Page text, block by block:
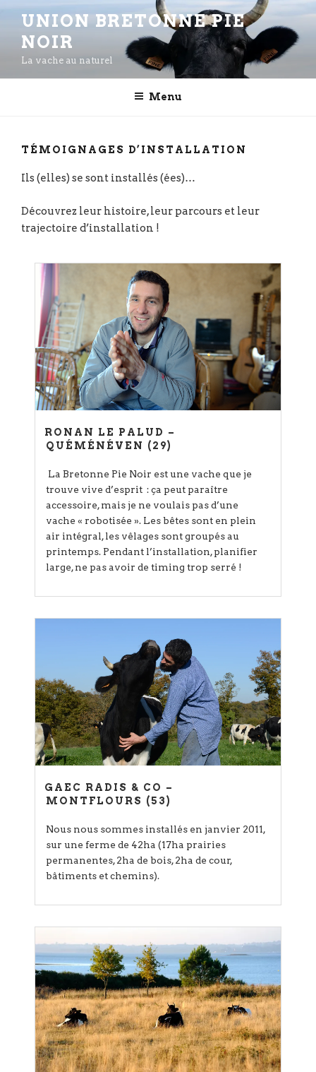
Aller
contenu
principal
UNION BRETONNE PIE
NOIR
La vache au naturel
Menu
TÉMOIGNAGES D’INSTALLATION
Ils (elles) se sont installés (ées)…
Découvrez leur histoire, leur parcours et leur
trajectoire d’installation !
RONAN LE PALUD –
QUÉMÉNÉVEN (29)
La Bretonne Pie Noir est une vache que je
trouve vive d’esprit : ça peut paraître
accessoire, mais je ne voulais pas d’une
vache « robotisée ». Les bêtes sont en plein
air intégral, les vêlages sont groupés au
printemps. Pendant l’installation, planifier
large, ne pas avoir de timing trop serré !
GAEC RADIS & CO –
MONTFLOURS (53)
Nous nous sommes installés en janvier 2011,
sur une ferme de 42ha (17ha prairies
permanentes, 2ha de bois, 2ha de cour,
bâtiments et chemins).